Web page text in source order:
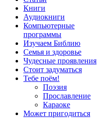
Книги
Аудиокниги
Компьютерные
программы
Изучаем Библию
Семья и здоровье
Чудесные проявления
Стоит задуматься
Тебе поём!
Поэзия
Прославление
Караоке
Может пригодиться